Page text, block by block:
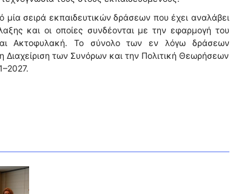
σειρά εκπαιδευτικών δράσεων που έχει αναλάβει
και οι οποίες συνδέονται με την εφαρμογή του
Ακτοφυλακή. Το σύνολο των εν λόγω δράσεων
Διαχείριση των Συνόρων και την Πολιτική Θεωρήσεων